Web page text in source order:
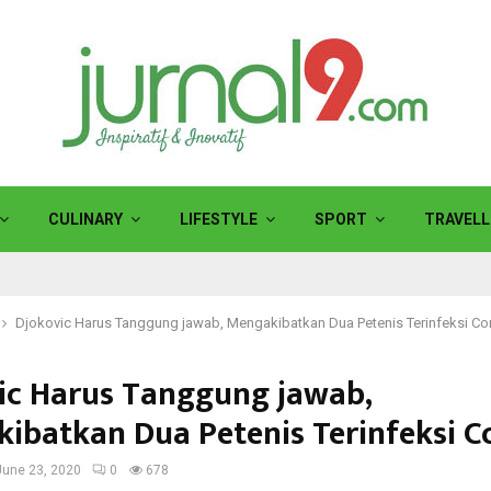
CULINARY LIFESTYLE SPORT
Djokovic Harus Tanggung jawab, Mengakibatkan Dua Petenis Terinfeksi
Harus Tanggung jawab,
Dua Petenis Terinfeksi
23, 2020 0 678